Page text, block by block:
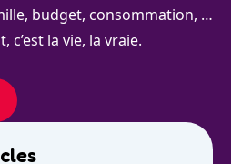
budget, consommation, …
c’est la vie, la vraie.